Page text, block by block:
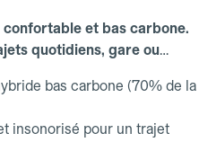
et bas carbone.
quotidiens, gare ou
bas carbone (70% de la
insonorisé pour un trajet